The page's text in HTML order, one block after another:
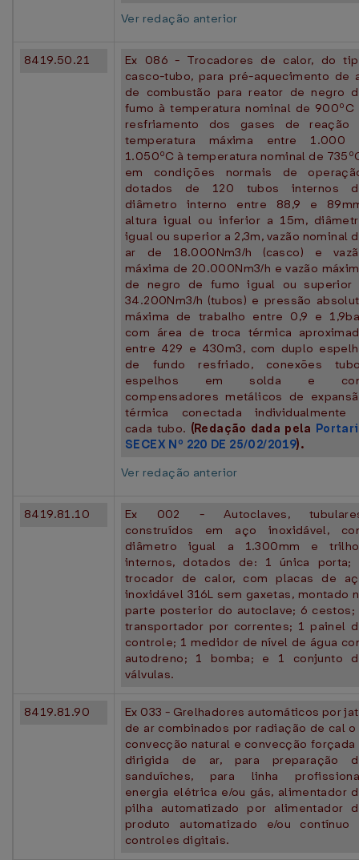
Ver redação anterior
8419.50.21
Ex 086 - Trocadores de calor, do
casco-tubo, para pré-aquecimento de
de combustão para reator de negro
fumo à temperatura nominal de 900ºC
resfriamento dos gases de reação
temperatura máxima entre 1.000
1.050ºC à temperatura nominal de
em condições normais de
dotados de 120 tubos internos
diâmetro interno entre 88,9 e
altura igual ou inferior a 15m,
igual ou superior a 2,3m, vazão nominal
ar de 18.000Nm3/h (casco) e
máxima de 20.000Nm3/h e vazão
de negro de fumo igual ou superior
34.200Nm3/h (tubos) e pressão
máxima de trabalho entre 0,9 e
com área de troca térmica
entre 429 e 430m3, com duplo
de fundo resfriado, conexões
espelhos em solda e
compensadores metálicos de
térmica conectada individualmente
cada tubo. (Redação dada pela
SECEX Nº 220 DE 25/02/2019).
Ver redação anterior
8419.81.10
Ex 002 - Autoclaves,
construídos em aço inoxidável,
diâmetro igual a 1.300mm e
internos, dotados de: 1 única porta;
trocador de calor, com placas de
inoxidável 316L sem gaxetas, montado
parte posterior do autoclave; 6 cestos;
transportador por correntes; 1 painel
controle; 1 medidor de nível de água
autodreno; 1 bomba; e 1 conjunto
válvulas.
8419.81.90
Ex 033 - Grelhadores automáticos por
de ar combinados por radiação de cal o
convecção natural e convecção forçada
dirigida de ar, para preparação
sanduíches, para linha
energia elétrica e/ou gás, alimentador
pilha automatizado por alimentador
produto automatizado e/ou contínuo
controles digitais.